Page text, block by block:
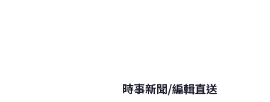
時事新聞/編輯直送